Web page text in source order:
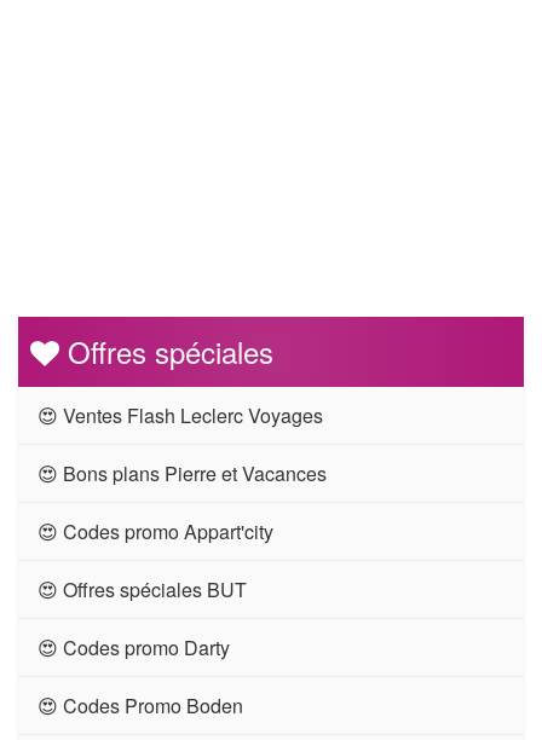
Offres spéciales
😍 Ventes Flash Leclerc Voyages
😍 Bons plans Pierre et Vacances
😍 Codes promo Appart'city
😍 Offres spéciales BUT
😍 Codes promo Darty
😍 Codes Promo Boden